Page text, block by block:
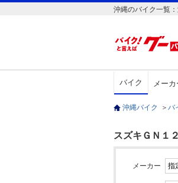
沖縄のバイク一覧
バイク メーカ
沖縄バイク ＞ バ
スズキＧＮ１
メーカー